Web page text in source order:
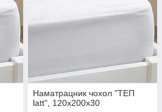
Наматрацник чохол "ТЕП
latt", 120x200x30